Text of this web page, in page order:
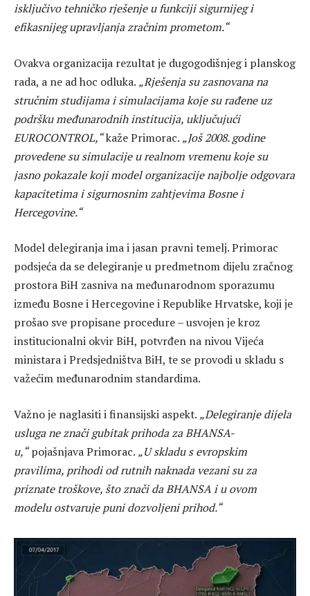
isključivo tehničko rješenje u funkciji sigurnijeg i
efikasnijeg upravljanja zračnim prometom.“
Ovakva organizacija rezultat je dugogodišnjeg i planskog
rada, a ne ad hoc odluka. „Rješenja su zasnovana na
stručnim studijama i simulacijama koje su rađene uz
podršku međunarodnih institucija, uključujući
EUROCONTROL,“kaže Primorac. „Još 2008. godine
provedene su simulacije u realnom vremenu koje su
jasno pokazale koji model organizacije najbolje odgovara
kapacitetima i sigurnosnim zahtjevima Bosne i
Hercegovine.“
Model delegiranja ima i jasan pravni temelj. Primorac
podsjeća da se delegiranje u predmetnom dijelu zračnog
prostora BiH zasniva na međunarodnom sporazumu
između Bosne i Hercegovine i Republike Hrvatske, koji je
prošao sve propisane procedure – usvojen je kroz
institucionalni okvir BiH, potvrđen na nivou Vijeća
ministara i Predsjedništva BiH, te se provodi u skladu s
važećim međunarodnim standardima.
Važno je naglasiti i finansijski aspekt. „Delegiranje dijela
usluga ne znači gubitak prihoda za BHANSA-
u,“pojašnjava Primorac. „U skladu s evropskim
pravilima, prihodi od rutnih naknada vezani su za
priznate troškove, što znači da BHANSA i u ovom
modelu ostvaruje puni dozvoljeni prihod.“